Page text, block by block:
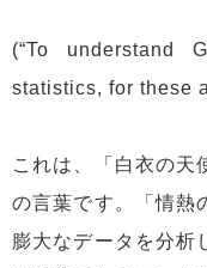
(“To understand
statistics, for these
これは、「白衣の天
の言葉です。「情熱
膨大なデータを分析